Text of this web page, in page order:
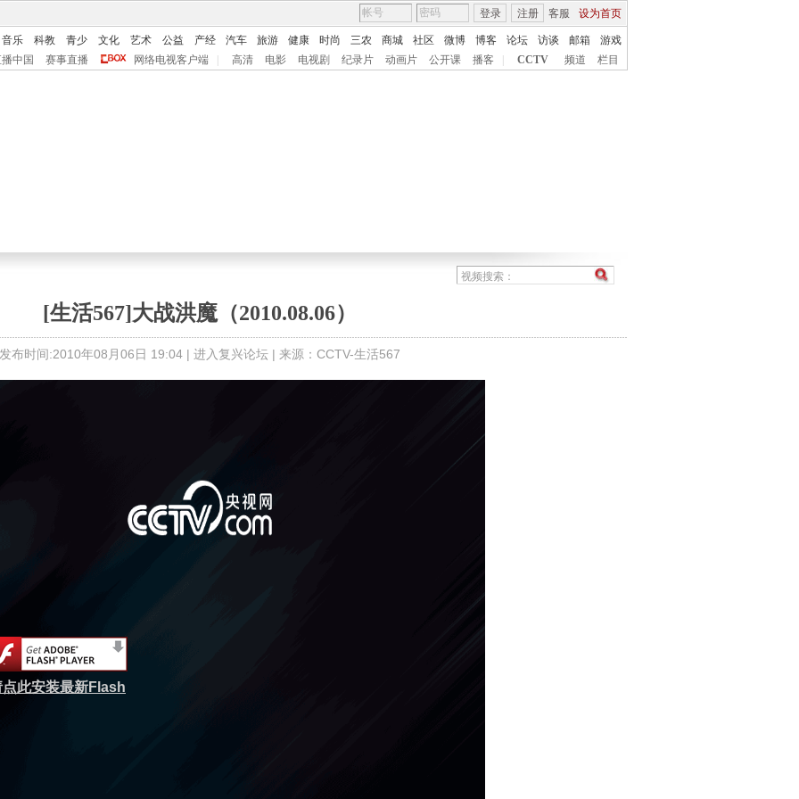
客服 设为首页
登录 注册
音乐 科教 青少 文化 艺术 公益 产经 汽车 旅游 健康 时尚 三农 商城 社区 微博 博客 论坛 访谈 邮箱
游戏
中国
赛事直播 网络电视客户端 高清 电影 电视剧 纪录片 动画片 公开课 播客 CCTV 频道 栏目
[生活567]大战洪魔（2010.08.06）
发布时间:2010年08月06日 19:04 | 进入复兴论坛 | 来源：CCTV-生活567
点此安装最新Flash